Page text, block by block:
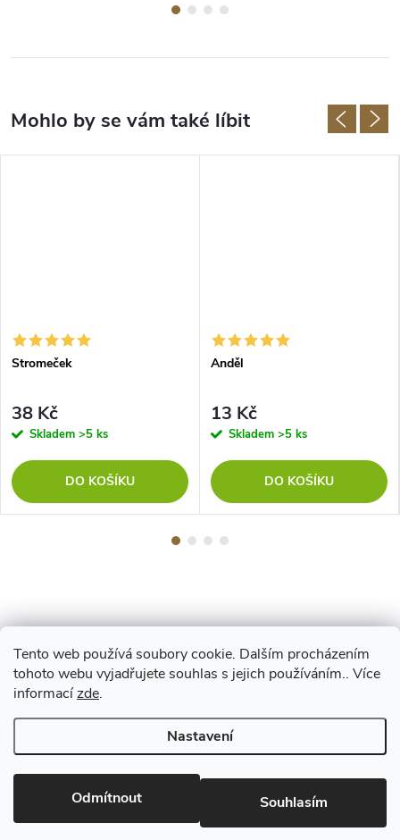
Tento web používá soubory cookie. Dalším procházením
tohoto webu vyjadřujete souhlas s jejich používáním.. Více
informacízde.
Nastavení
Odmítnout Souhlasím
Stromeček
38 Kč
Skladem >5 ks
DO KOŠÍKU
Anděl
13 Kč
Skladem >5 ks
DO KOŠÍKU
Z
á
p
a
Copyright 2026www.vyrejeme.cz. Všechna práva vyhrazena.Upravit
nastavení cookies